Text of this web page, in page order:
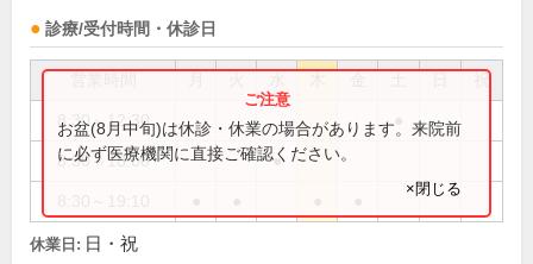
診療/受付時間・休診日
祝
8:30～12:30
8:30～18:00 ●
お盆(8月中旬)は休診・休業の場合があります。来院前
に必ず医療機関に直接ご確認ください。
×閉じる
休業日: 日・祝